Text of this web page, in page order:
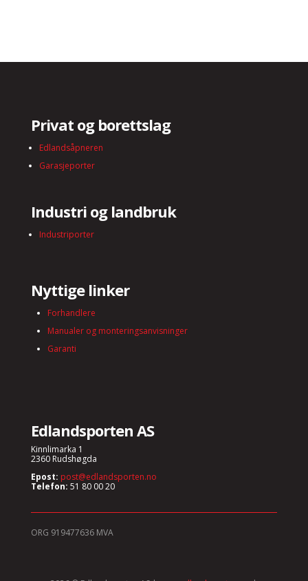
Privat og borettslag
Edlandsåpneren
Garasjeporter
Industri og landbruk
Industriporter
Nyttige linker
Forhandlere
Manualer og monteringsanvisninger
Garanti
Edlandsporten AS
Kinnlimarka 1
2360 Rudshøgda
Epost: post@edlandsporten.no
Telefon: 51 80 00 20
ORG 919477636 MVA